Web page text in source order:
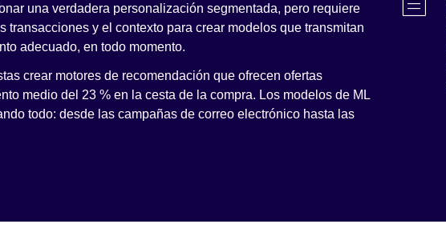
una verdadera personalización segmentada, pero requiere
y el contexto para crear modelos que transmitan
adecuado, en todo momento.
crear motores de recomendación que ofrecen ofertas
medio del 23 % en la cesta de la compra. Los modelos de ML
todo: desde las campañas de correo electrónico hasta las